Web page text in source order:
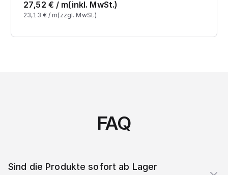
27,52 € / m(inkl. MwSt.)
23,13 € / m(zzgl. MwSt.)
FAQ
Sind die Produkte sofort ab Lager